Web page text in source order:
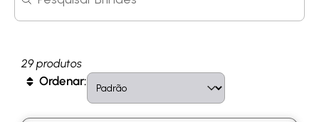
29 produtos
Ordenar:Sort
Sort content